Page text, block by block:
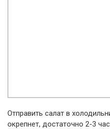
Отправить салат в
окрепнет, достаточно 2-3